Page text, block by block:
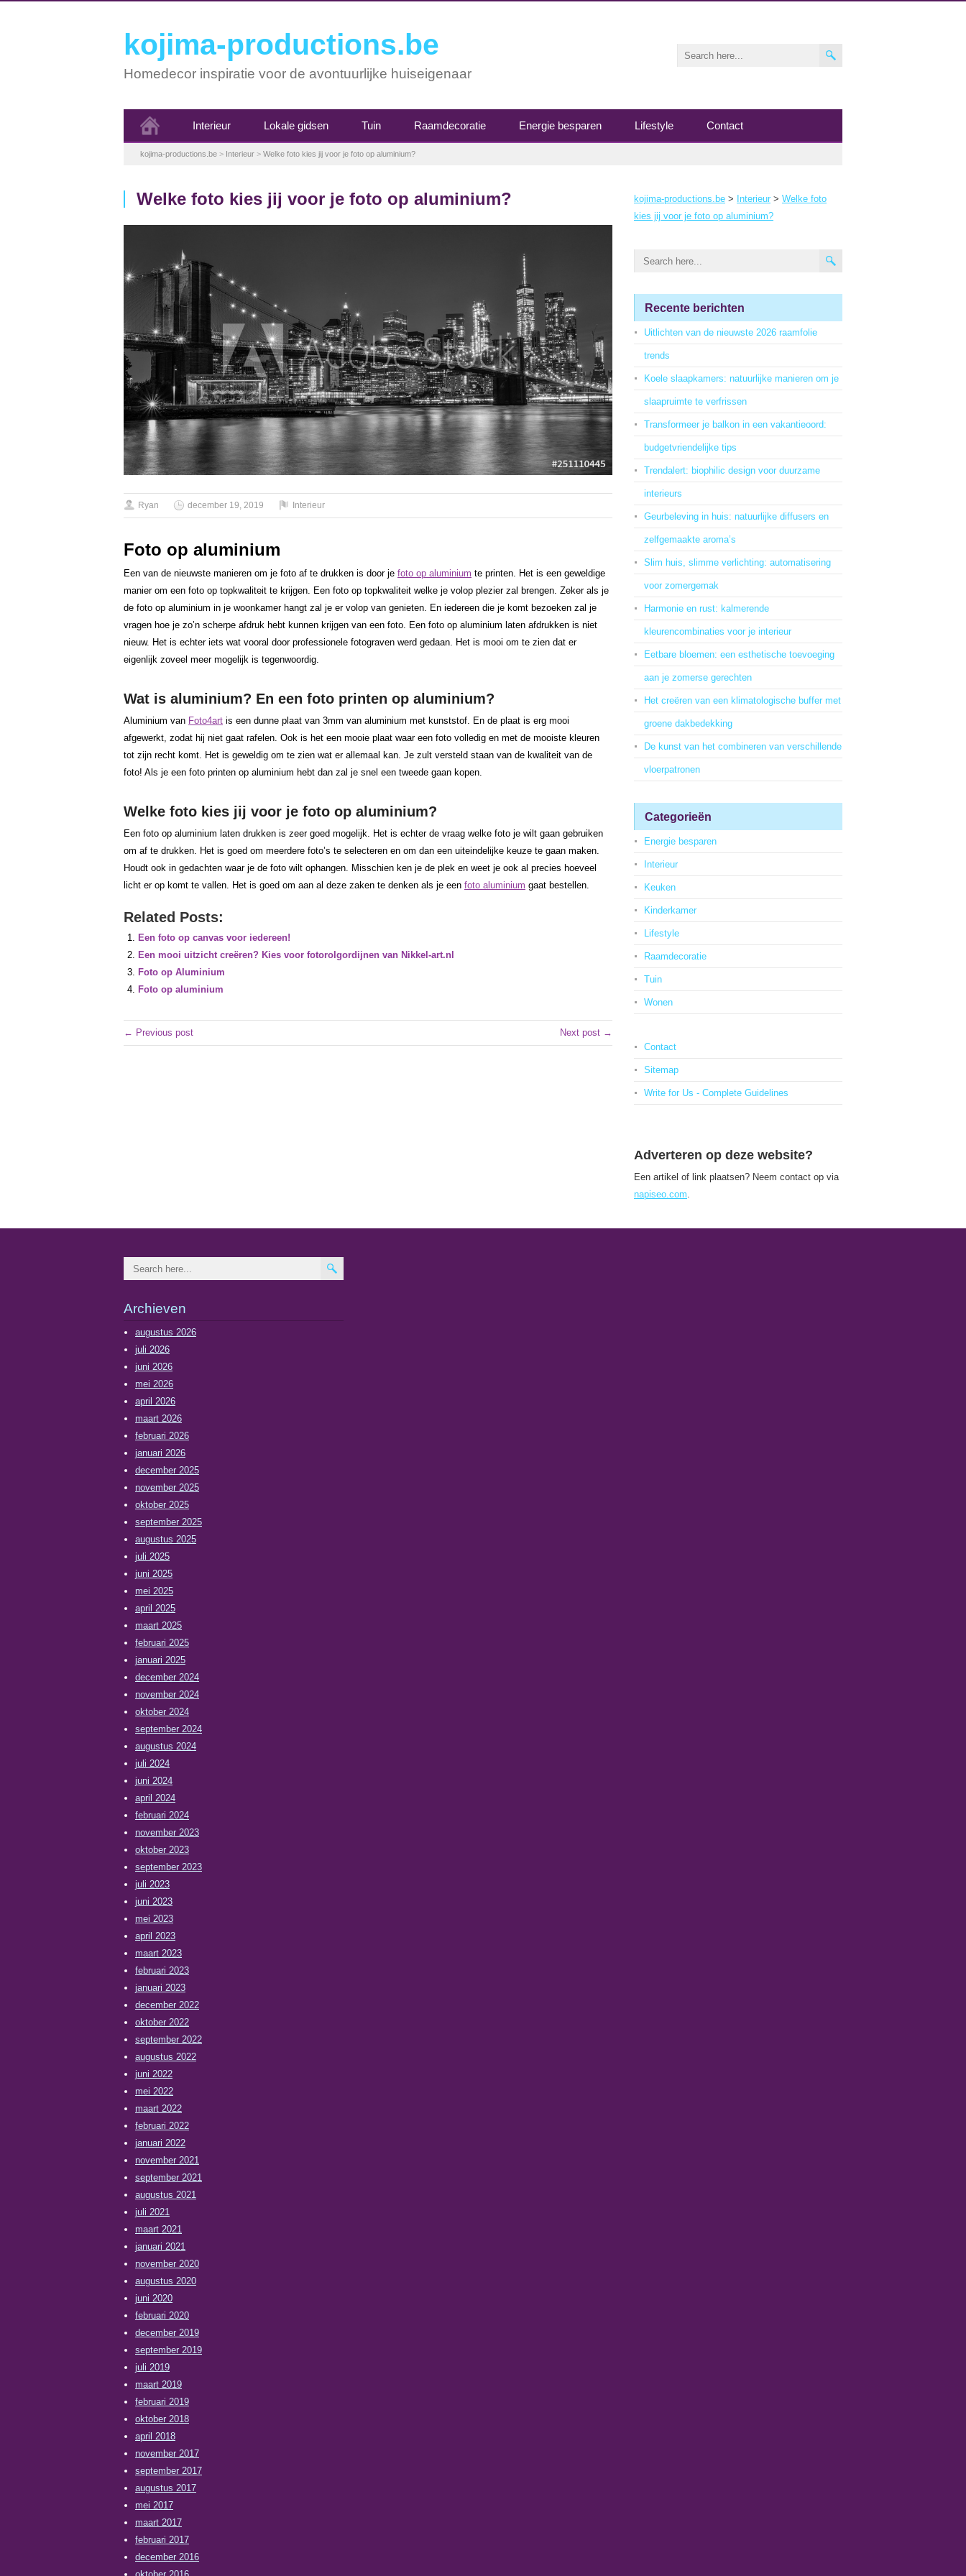
kojima-productions.be
Homedecor inspiratie voor de avontuurlijke huiseigenaar
Interieur Lokale gidsen Tuin Raamdecoratie Energie besparen Lifestyle Contact
kojima-productions.be > Interieur > Welke foto kies jij voor je foto op aluminium?
Welke foto kies jij voor je foto op aluminium?
Ryan december 19, 2019 Interieur
Foto op aluminium
Een van de nieuwste manieren om je foto af te drukken is door je foto op aluminium te printen. Het is een geweldige
manier om een foto op topkwaliteit te krijgen. Een foto op topkwaliteit welke je volop plezier zal brengen. Zeker als je
de foto op aluminium in je woonkamer hangt zal je er volop van genieten. En iedereen die je komt bezoeken zal je
vragen hoe je zo’n scherpe afdruk hebt kunnen krijgen van een foto. Een foto op aluminium laten afdrukken is niet
nieuw. Het is echter iets wat vooral door professionele fotograven werd gedaan. Het is mooi om te zien dat er
eigenlijk zoveel meer mogelijk is tegenwoordig.
Wat is aluminium? En een foto printen op aluminium?
Aluminium van Foto4art is een dunne plaat van 3mm van aluminium met kunststof. En de plaat is erg mooi
afgewerkt, zodat hij niet gaat rafelen. Ook is het een mooie plaat waar een foto volledig en met de mooiste kleuren
tot zijn recht komt. Het is geweldig om te zien wat er allemaal kan. Je zult versteld staan van de kwaliteit van de
foto! Als je een foto printen op aluminium hebt dan zal je snel een tweede gaan kopen.
Welke foto kies jij voor je foto op aluminium?
Een foto op aluminium laten drukken is zeer goed mogelijk. Het is echter de vraag welke foto je wilt gaan gebruiken
om af te drukken. Het is goed om meerdere foto’s te selecteren en om dan een uiteindelijke keuze te gaan maken.
Houdt ook in gedachten waar je de foto wilt ophangen. Misschien ken je de plek en weet je ook al precies hoeveel
licht er op komt te vallen. Het is goed om aan al deze zaken te denken als je een foto aluminium gaat bestellen.
Related Posts:
Een foto op canvas voor iedereen!
Een mooi uitzicht creëren? Kies voor fotorolgordijnen van Nikkel-art.nl
Foto op Aluminium
Foto op aluminium
← Previous post Next post →
kojima-productions.be > Interieur > Welke foto
kies jij voor je foto op aluminium?
Recente berichten
Uitlichten van de nieuwste 2026 raamfolie
trends
Koele slaapkamers: natuurlijke manieren om je
slaapruimte te verfrissen
Transformeer je balkon in een vakantieoord:
budgetvriendelijke tips
Trendalert: biophilic design voor duurzame
interieurs
Geurbeleving in huis: natuurlijke diffusers en
zelfgemaakte aroma’s
Slim huis, slimme verlichting: automatisering
voor zomergemak
Harmonie en rust: kalmerende
kleurencombinaties voor je interieur
Eetbare bloemen: een esthetische toevoeging
aan je zomerse gerechten
Het creëren van een klimatologische buffer met
groene dakbedekking
De kunst van het combineren van verschillende
vloerpatronen
Categorieën
Energie besparen
Interieur
Keuken
Kinderkamer
Lifestyle
Raamdecoratie
Tuin
Wonen
Contact
Sitemap
Write for Us - Complete Guidelines
Adverteren op deze website?
Een artikel of link plaatsen? Neem contact op via
napiseo.com.
Archieven
augustus 2026
juli 2026
juni 2026
mei 2026
april 2026
maart 2026
februari 2026
januari 2026
december 2025
november 2025
oktober 2025
september 2025
augustus 2025
juli 2025
juni 2025
mei 2025
april 2025
maart 2025
februari 2025
januari 2025
december 2024
november 2024
oktober 2024
september 2024
augustus 2024
juli 2024
juni 2024
april 2024
februari 2024
november 2023
oktober 2023
september 2023
juli 2023
juni 2023
mei 2023
april 2023
maart 2023
februari 2023
januari 2023
december 2022
oktober 2022
september 2022
augustus 2022
juni 2022
mei 2022
maart 2022
februari 2022
januari 2022
november 2021
september 2021
augustus 2021
juli 2021
maart 2021
januari 2021
november 2020
augustus 2020
juni 2020
februari 2020
december 2019
september 2019
juli 2019
maart 2019
februari 2019
oktober 2018
april 2018
november 2017
september 2017
augustus 2017
mei 2017
maart 2017
februari 2017
december 2016